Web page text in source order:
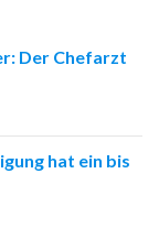
Der Chefarzt
hat ein bis